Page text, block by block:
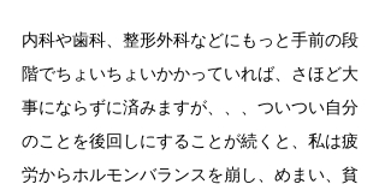
内科や歯科、整形外科などにもっと手前の段
階でちょいちょいかかっていれば、さほど大
事にならずに済みますが、、、ついつい自分
のことを後回しにすることが続くと、私は疲
労からホルモンバランスを崩し、めまい、貧